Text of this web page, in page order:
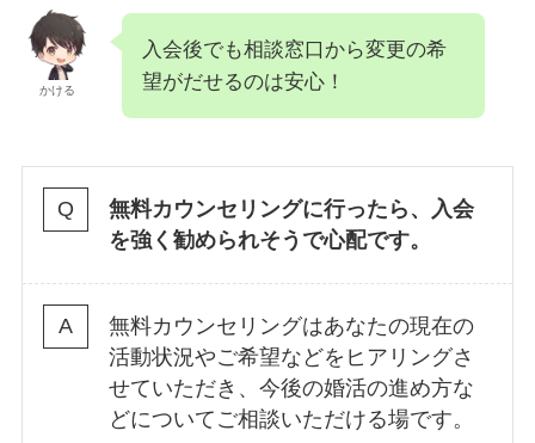
かける
入会後でも相談窓口から変更の希
望がだせるのは安心！
無料カウンセリングに行ったら、入会
を強く勧められそうで心配です。
無料カウンセリングはあなたの現在の
活動状況やご希望などをヒアリングさ
せていただき、今後の婚活の進め方な
どについてご相談いただける場です。